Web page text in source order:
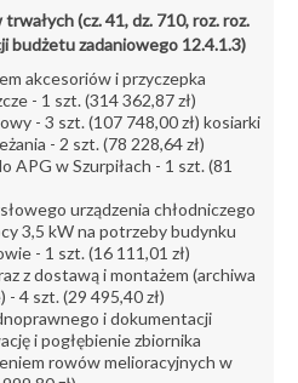
(cz. 41, dz. 710, roz. roz.
budżetu zadaniowego 12.4.1.3)
akcesoriów i przyczepka
- 1 szt. (314 362,87 zł)
- 3 szt. (107 748,00 zł) kosiarki
- 2 szt. (78 228,64 zł)
APG w Szurpiłach - 1 szt. (81
urządzenia chłodniczego
3,5 kW na potrzeby budynku
- 1 szt. (16 111,01 zł)
z dostawą i montażem (archiwa
4 szt. (29 495,40 zł)
i dokumentacji
i pogłębienie zbiornika
rowów melioracyjnych w